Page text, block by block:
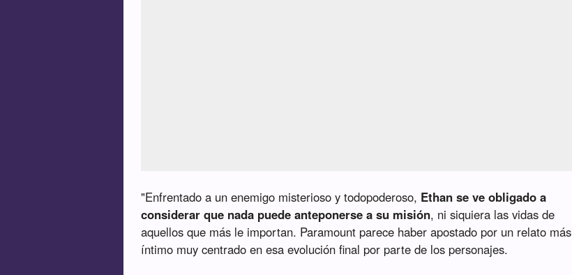
"Enfrentado a un enemigo misterioso y todopoderoso, Ethan se ve obligado a
considerar que nada puede anteponerse a su misión, ni siquiera las vidas de
aquellos que más le importan. Paramount parece haber apostado por un relato más
íntimo muy centrado en esa evolución final por parte de los personajes.